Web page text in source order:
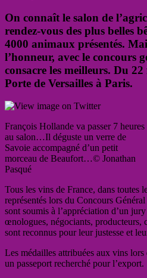
On connaît le salon de
rendez-vous des plus belles
4000 animaux présentés.
l’honneur, avec le concours
consacre les meilleurs. Du
Porte de Versailles à Paris.
François Hollande va passer 7 heures
au salon…Il déguste un verre de
Savoie accompagné d’un petit
morceau de Beaufort…© Jonathan
Pasqué
Tous les vins de France, dans toutes
représentés lors du Concours
sont soumis à l’appréciation d’un
œnologues, négociants,
sont reconnus pour leur justesse et
Les médailles attribuées aux vins
un passeport recherché pour l’export.